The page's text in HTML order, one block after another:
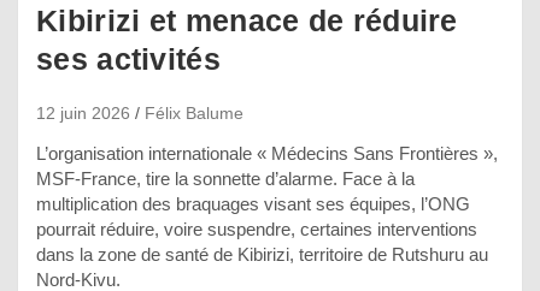
Kibirizi et menace de réduire
ses activités
12 juin 2026 Félix Balume
L’organisation internationale « Médecins Sans Frontières »,
MSF-France, tire la sonnette d’alarme. Face à la
multiplication des braquages visant ses équipes, l’ONG
pourrait réduire, voire suspendre, certaines interventions
dans la zone de santé de Kibirizi, territoire de Rutshuru au
Nord-Kivu.